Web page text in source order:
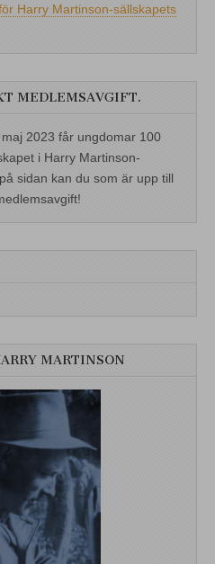
Harry Martinson-sällskapets
MEDLEMSAVGIFT.
2023 får ungdomar 100
i Harry Martinson-
sidan kan du som är upp till
MARTINSON